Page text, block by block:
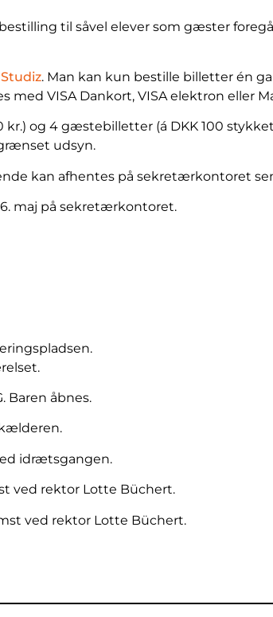
til såvel elever som gæster
Studiz. Man kan kun bestille billetter én
med VISA Dankort, VISA elektron eller
og 4 gæstebilletter (á DKK 100
udsyn.
kan afhentes på sekretærkontoret
6. maj på sekretærkontoret.
Baren åbnes.
idrætsgangen.
ved rektor Lotte Büchert.
ved rektor Lotte Büchert.